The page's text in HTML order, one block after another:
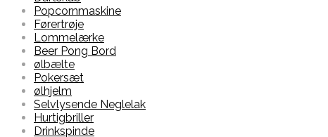
Popcornmaskine
Førertrøje
Lommelærke
Beer Pong Bord
ølbælte
Pokersæt
ølhjelm
Selvlysende Neglelak
Hurtigbriller
Drinkspinde